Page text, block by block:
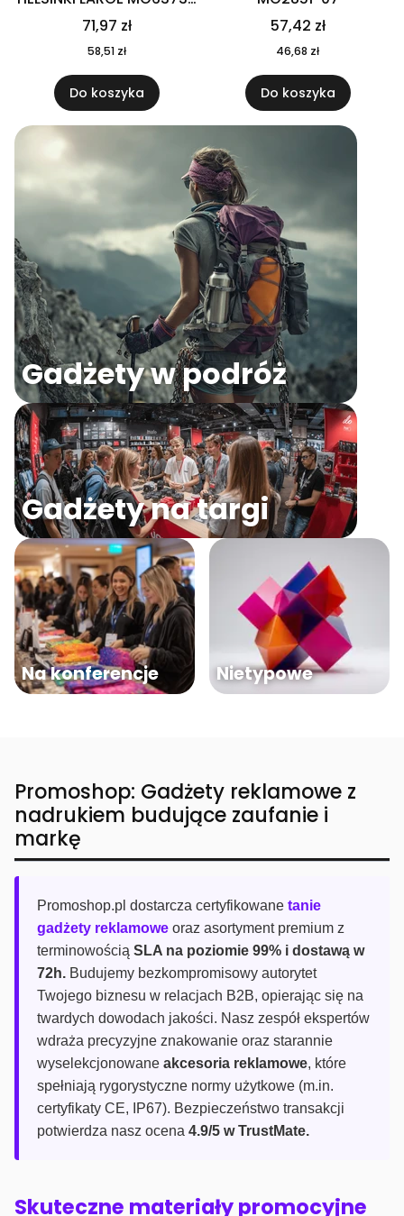
04
71,97 zł
58,51 zł
Do koszyka
57,42 zł
46,68 zł
Do koszyka
Gadżety w podróż
Gadżety na targi
Na konferencje Nietypowe
Promoshop: Gadżety reklamowe z
nadrukiem budujące zaufanie i
markę
Promoshop.pl dostarcza certyfikowane tanie
gadżety reklamowe oraz asortyment premium z
terminowością SLA na poziomie 99% i dostawą w
72h. Budujemy bezkompromisowy autorytet
Twojego biznesu w relacjach B2B, opierając się na
twardych dowodach jakości. Nasz zespół ekspertów
wdraża precyzyjne znakowanie oraz starannie
wyselekcjonowane akcesoria reklamowe, które
spełniają rygorystyczne normy użytkowe (m.in.
certyfikaty CE, IP67). Bezpieczeństwo transakcji
potwierdza nasz ocena 4.9/5 w TrustMate.
Skuteczne materiały promocyjne